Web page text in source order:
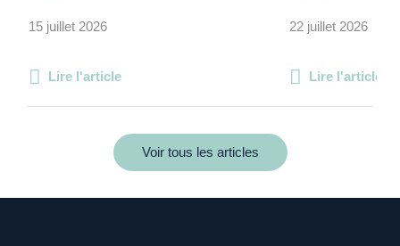
15 juillet 2026
Lire l'article
22 juillet 2026
Lire l'article
Voir tous les articles